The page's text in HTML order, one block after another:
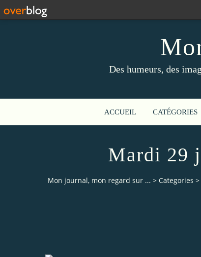
Des humeurs, des
ACCUEIL CATÉGORIES
Mardi 29
Mon journal, mon regard sur ... > Categories >